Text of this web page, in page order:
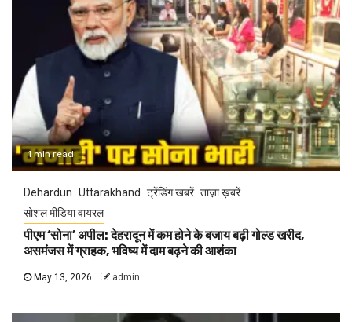
1 min read
Dehardun Uttarakhand ट्रेंडिंग खबरें ताज़ा ख़बरें
सोशल मीडिया वायरल
पीएम ‘सोना’ अपील: देहरादून में कम होने के बजाय बढ़ी गोल्ड खरीद,
असमंजस में ग्राहक, भविष्य में दाम बढ़ने की आशंका
May 13, 2026 admin